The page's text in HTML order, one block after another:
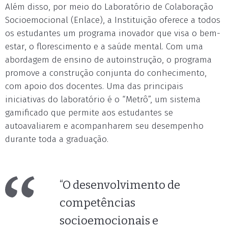
Além disso, por meio do Laboratório de Colaboração
Socioemocional (Enlace), a Instituição oferece a todos
os estudantes um programa inovador que visa o bem-
estar, o florescimento e a saúde mental. Com uma
abordagem de ensino de autoinstrução, o programa
promove a construção conjunta do conhecimento,
com apoio dos docentes. Uma das principais
iniciativas do laboratório é o “Metrô”, um sistema
gamificado que permite aos estudantes se
autoavaliarem e acompanharem seu desempenho
durante toda a graduação.
“O desenvolvimento de
competências
socioemocionais e